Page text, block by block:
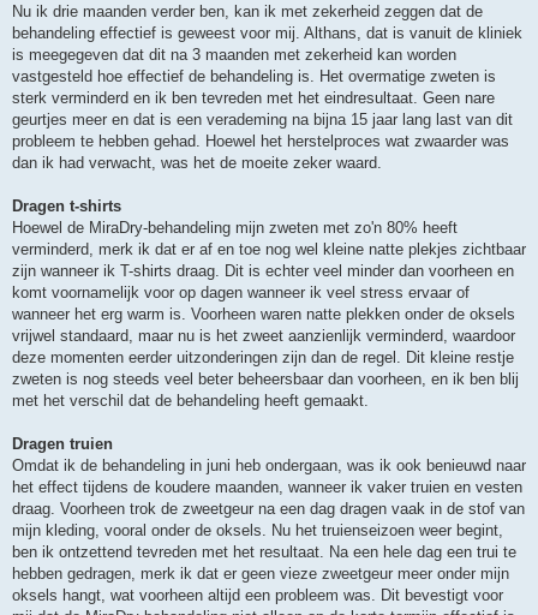
Nu ik drie maanden verder ben, kan ik met zekerheid zeggen dat de
behandeling effectief is geweest voor mij. Althans, dat is vanuit de kliniek
is meegegeven dat dit na 3 maanden met zekerheid kan worden
vastgesteld hoe effectief de behandeling is. Het overmatige zweten is
sterk verminderd en ik ben tevreden met het eindresultaat. Geen nare
geurtjes meer en dat is een verademing na bijna 15 jaar lang last van dit
probleem te hebben gehad. Hoewel het herstelproces wat zwaarder was
dan ik had verwacht, was het de moeite zeker waard.
Dragen t-shirts
Hoewel de MiraDry-behandeling mijn zweten met zo'n 80% heeft
verminderd, merk ik dat er af en toe nog wel kleine natte plekjes zichtbaar
zijn wanneer ik T-shirts draag. Dit is echter veel minder dan voorheen en
komt voornamelijk voor op dagen wanneer ik veel stress ervaar of
wanneer het erg warm is. Voorheen waren natte plekken onder de oksels
vrijwel standaard, maar nu is het zweet aanzienlijk verminderd, waardoor
deze momenten eerder uitzonderingen zijn dan de regel. Dit kleine restje
zweten is nog steeds veel beter beheersbaar dan voorheen, en ik ben blij
met het verschil dat de behandeling heeft gemaakt.
Dragen truien
Omdat ik de behandeling in juni heb ondergaan, was ik ook benieuwd naar
het effect tijdens de koudere maanden, wanneer ik vaker truien en vesten
draag. Voorheen trok de zweetgeur na een dag dragen vaak in de stof van
mijn kleding, vooral onder de oksels. Nu het truienseizoen weer begint,
ben ik ontzettend tevreden met het resultaat. Na een hele dag een trui te
hebben gedragen, merk ik dat er geen vieze zweetgeur meer onder mijn
oksels hangt, wat voorheen altijd een probleem was. Dit bevestigt voor